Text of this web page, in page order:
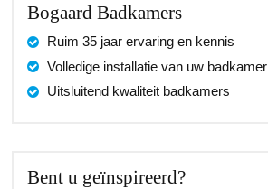
Bogaard Badkamers
Ruim 35 jaar ervaring en kennis
Volledige installatie van uw badkamer
Uitsluitend kwaliteit badkamers
Bent u geïnspireerd?